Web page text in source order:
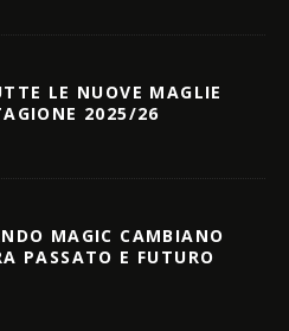
LE NUOVE MAGLIE
2025/26
MAGIC CAMBIANO
PASSATO E FUTURO